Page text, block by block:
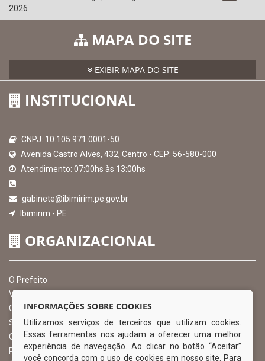
2026
MAPA DO SITE
EXIBIR MAPA DO SITE
INSTITUCIONAL
CNPJ: 10.105.971.0001-50
Avenida Castro Alves, 432, Centro - CEP: 56-580-000
Atendimento: 07:00hs às 13:00hs
gabinete@ibimirim.pe.gov.br
Ibimirim - PE
ORGANIZACIONAL
O Prefeito
Vice Prefeito
Ouvidoria Municipal
Serviço de Informação ao Cidadão – SIC
Chefe de Gabinete
Procuradoria Geral
INFORMAÇÕES SOBRE COOKIES
Utilizamos serviços de terceiros que utilizam cookies.
Essas ferramentas nos ajudam a oferecer uma melhor
experiência de navegação. Ao clicar no botão “Aceitar”
você concorda com o uso de cookies em nosso site. Para